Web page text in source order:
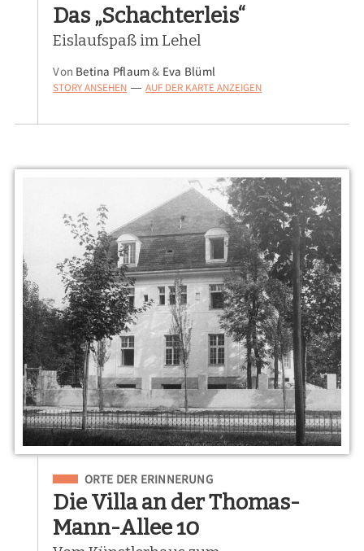
Das „Schachterleis“
Eislaufspaß im Lehel
Von Betina Pflaum& Eva Blüml
STORY ANSEHEN — AUF DER KARTE ANZEIGEN
Eingeordnet unter
ORTE DER ERINNERUNG
Die Villa an der Thomas-
Mann-Allee 10